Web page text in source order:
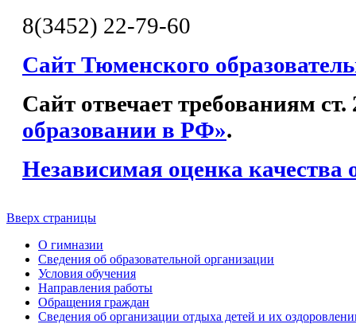
8(3452) 22-79-60
Сайт Тюменского
Сайт отвечает требованиям
образовании в РФ».
Независимая оценка качества
Вверх страницы
О гимназии
Сведения об образовательной организации
Условия обучения
Направления работы
Обращения граждан
Сведения об организации отдыха детей и их